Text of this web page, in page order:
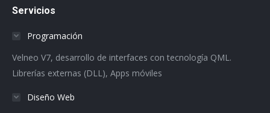
opens
window
opens
new
windowwindowwindowwindowwindow
Servicios
Programación
Velneo V7, desarrollo de interfaces con tecnología QML.
Librerías externas (DLL), Apps móviles
Diseño Web